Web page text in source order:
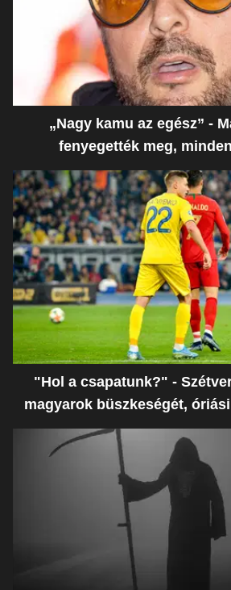
„Nagy kamu az egész” -
fenyegették meg,
"Hol a csapatunk?" -
magyarok büszkeségét,